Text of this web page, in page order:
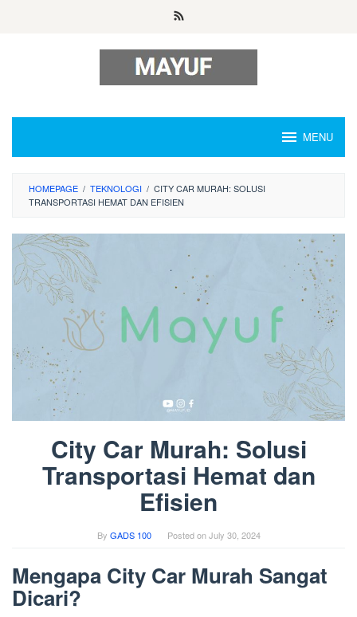
MENU
HOMEPAGE / TEKNOLOGI / CITY CAR MURAH: SOLUSI
TRANSPORTASI HEMAT DAN EFISIEN
City Car Murah: Solusi
Transportasi Hemat dan
Efisien
By GADS 100 Posted onJuly 30, 2024
Mengapa City Car Murah Sangat
Dicari?